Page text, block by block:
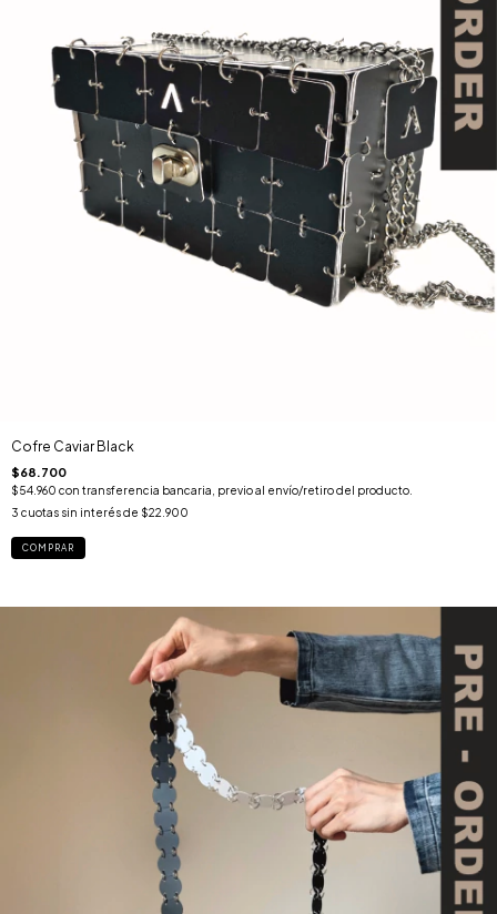
Cofre Caviar Black
$68.700
$54.960 con transferencia bancaria, previo al envío/retiro del producto.
3 cuotas sin interés de $22.900